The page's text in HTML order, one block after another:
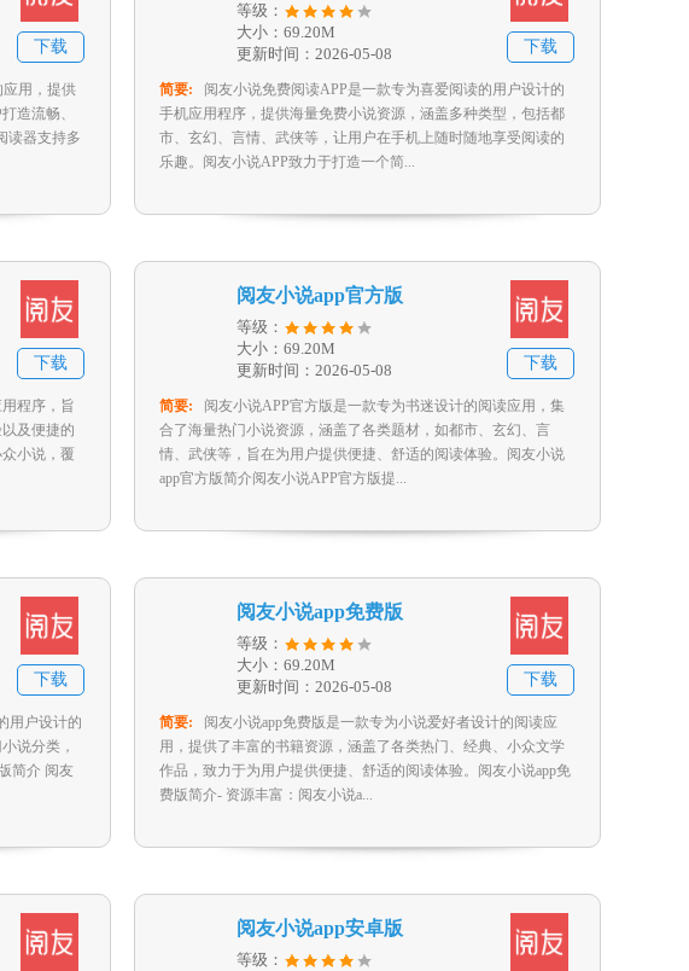
下载
用，提供
造流畅、
读器支持多
等级：
大小：69.20M
更新时间：2026-05-08
下载
简要:
阅友小说免费阅读APP是一款专为喜爱阅读的用户设计的
手机应用程序，提供海量免费小说资源，涵盖多种类型，包括都
市、玄幻、言情、武侠等，让用户在手机上随时随地享受阅读的
乐趣。阅友小说APP致力于打造一个简...
下载
程序，旨
及便捷的
小说，覆
阅友小说app官方版
等级：
大小：69.20M
更新时间：2026-05-08
下载
简要:
阅友小说APP官方版是一款专为书迷设计的阅读应用，集
合了海量热门小说资源，涵盖了各类题材，如都市、玄幻、言
情、武侠等，旨在为用户提供便捷、舒适的阅读体验。阅友小说
app官方版简介阅友小说APP官方版提...
下载
用户设计的
说分类，
简介 阅友
阅友小说app免费版
等级：
大小：69.20M
更新时间：2026-05-08
下载
简要:
阅友小说app免费版是一款专为小说爱好者设计的阅读应
用，提供了丰富的书籍资源，涵盖了各类热门、经典、小众文学
作品，致力于为用户提供便捷、舒适的阅读体验。阅友小说app免
费版简介- 资源丰富：阅友小说a...
阅友小说app安卓版
等级：